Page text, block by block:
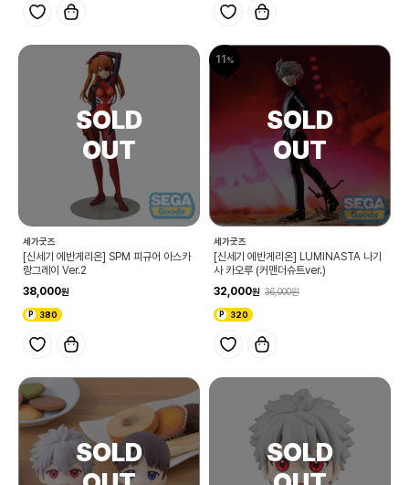
세가굿즈
[신세기 에반게리온] SPM 피규어 아스카
랑그레이 Ver.2
38,000
380
11
세가굿즈
[신세기 에반게리온] LUMINASTA 나기
사 카오루 (커맨더슈트ver.)
32,000
36,000
320